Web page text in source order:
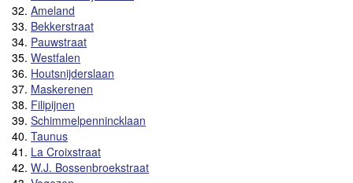
32. Ameland
33. Bekkerstraat
34. Pauwstraat
35. Westfalen
36. Houtsnijderslaan
37. Maskerenen
38. Filipijnen
39. Schimmelpennincklaan
40. Taunus
41. La Croixstraat
42. W.J. Bossenbroekstraat